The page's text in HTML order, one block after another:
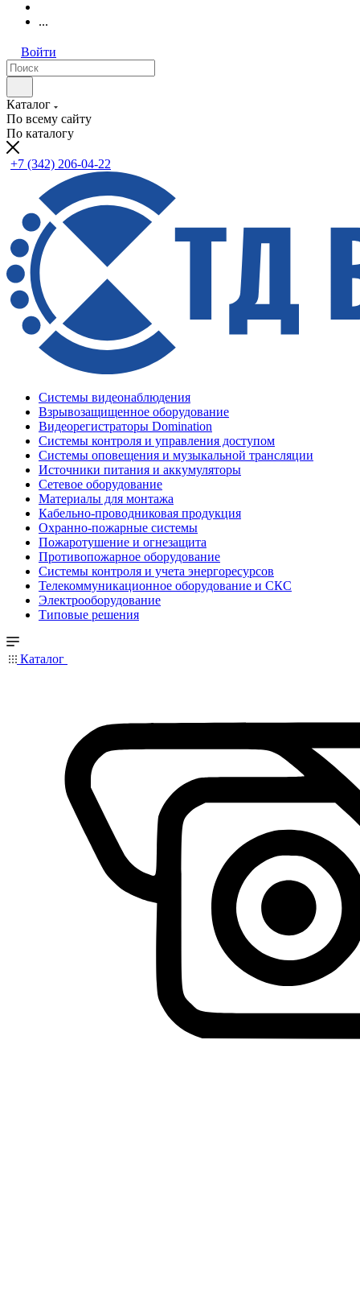
...
Войти
Каталог
По всему сайту
По каталогу
+7 (342) 206-04-22
Системы видеонаблюдения
Взрывозащищенное оборудование
Видеорегистраторы Domination
Системы контроля и управления доступом
Системы оповещения и музыкальной трансляции
Источники питания и аккумуляторы
Сетевое оборудование
Материалы для монтажа
Кабельно-проводниковая продукция
Охранно-пожарные системы
Пожаротушение и огнезащита
Противопожарное оборудование
Системы контроля и учета энергоресурсов
Телекоммуникационное оборудование и СКС
Электрооборудование
Типовые решения
Каталог